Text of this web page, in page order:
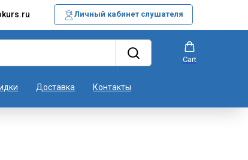
Личный кабинет слушателя
Cart
Доставка Контакты